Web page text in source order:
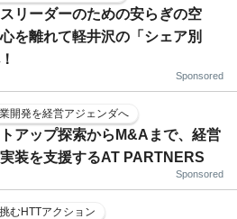
リーダーのための安らぎの空
を離れて軽井沢の「シェア別
Sponsored
開発を経営アジェンダへ
アップ探索からM&Aまで、経営
装を支援するAT PARTNERS
Sponsored
むHTTアクション